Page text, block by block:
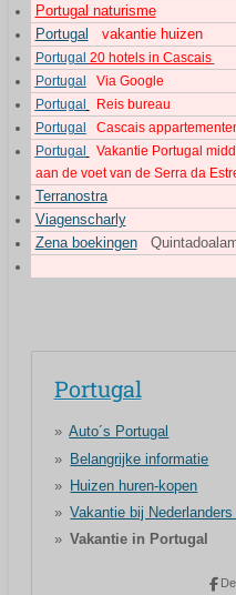
Portugal naturisme
Portugal
vakantie huizen
Portugal 20 hotels in Cascais
Portugal
Via Google
Portugal
Reis bureau
Portugal
Cascais
Portugal
Vakantie Portugal
aan de voet van de Serra da
Terranostra
Viagenscharly
Zena boekingen
Portugal
Auto´s Portugal
Belangrijke informatie
Huizen huren-kopen
Vakantie bij
Vakantie in Portugal